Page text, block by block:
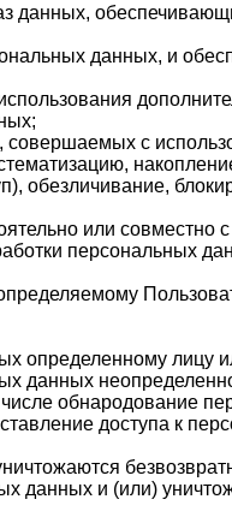
данных, и
совершаемых с
обезличивание,
или совместно
персональных
определенному лицу
данных
обнародование
доступа к
данных и (или)